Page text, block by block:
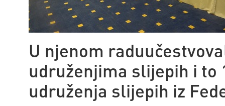
U njenom
udruženjima slijepih i to
udruženja slijepih iz